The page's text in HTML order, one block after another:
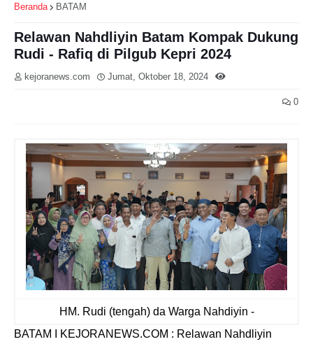
Beranda BATAM
Relawan Nahdliyin Batam Kompak Dukung
Rudi - Rafiq di Pilgub Kepri 2024
kejoranews.com Jumat, Oktober 18, 2024
0
HM. Rudi (tengah) da Warga Nahdiyin -
BATAM I KEJORANEWS.COM : Relawan Nahdliyin